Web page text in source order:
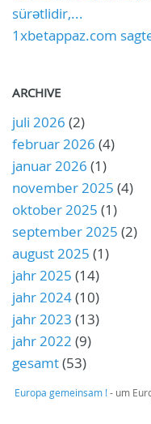
sürətlidir,...
1xbetappaz.com
ARCHIVE
juli 2026 (2)
februar 2026 (4)
januar 2026 (1)
november 2025 (4)
oktober 2025 (1)
september 2025 (2)
august 2025 (1)
jahr 2025 (14)
jahr 2024(10)
jahr 2023 (13)
jahr 2022 (9)
gesamt(53)
Europa gemeinsam !- um